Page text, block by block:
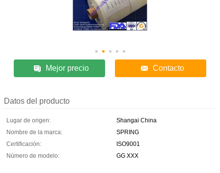
Mejor precio Contacto
Datos del producto
Lugar de origen:
Shangai China
Nombre de la marca:
SPRING
Certificación:
ISO9001
Número de modelo:
GG XXX